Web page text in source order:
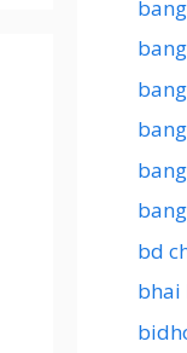
bd
bhai